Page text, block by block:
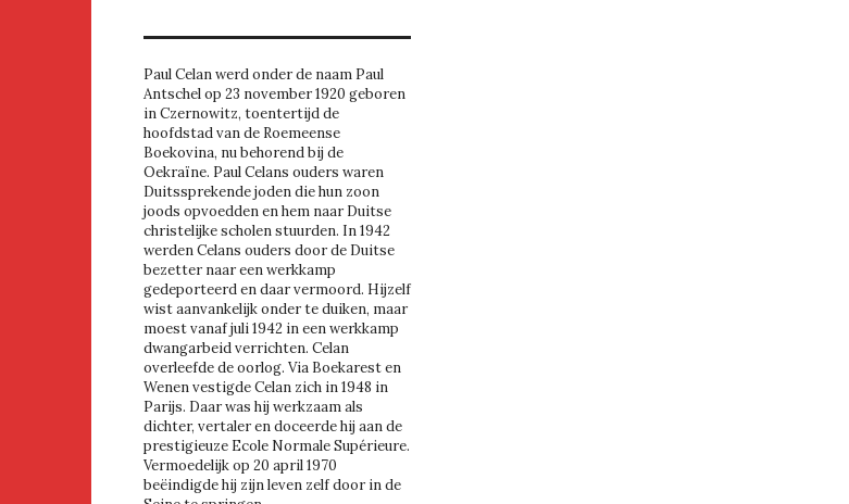
Paul Celan werd onder de naam Paul
Antschel op 23 november 1920 geboren
in Czernowitz, toentertijd de
hoofdstad van de Roemeense
Boekovina, nu behorend bij de
Oekraïne. Paul Celans ouders waren
Duitssprekende joden die hun zoon
joods opvoedden en hem naar Duitse
christelijke scholen stuurden. In 1942
werden Celans ouders door de Duitse
bezetter naar een werkkamp
gedeporteerd en daar vermoord. Hijzelf
wist aanvankelijk onder te duiken, maar
moest vanaf juli 1942 in een werkkamp
dwangarbeid verrichten. Celan
overleefde de oorlog. Via Boekarest en
Wenen vestigde Celan zich in 1948 in
Parijs. Daar was hij werkzaam als
dichter, vertaler en doceerde hij aan de
prestigieuze Ecole Normale Supérieure.
Vermoedelijk op 20 april 1970
beëindigde hij zijn leven zelf door in de